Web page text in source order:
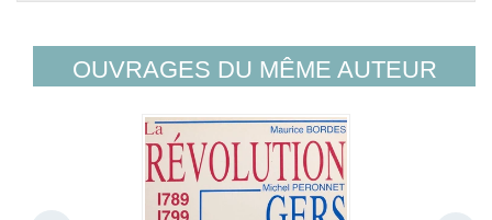
OUVRAGES DU MÊME AUTEUR